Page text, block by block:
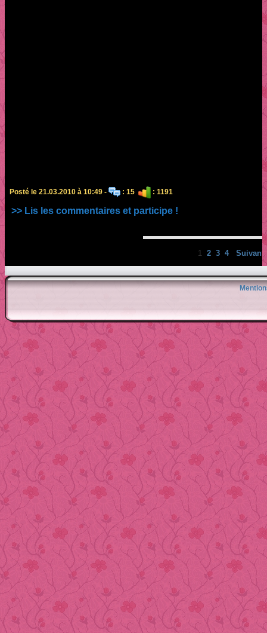
Posté le 21.03.2010 à 10:49 - : 15 : 1191
>> Lis les commentaires et participe !
1 2 3 4 Suivant